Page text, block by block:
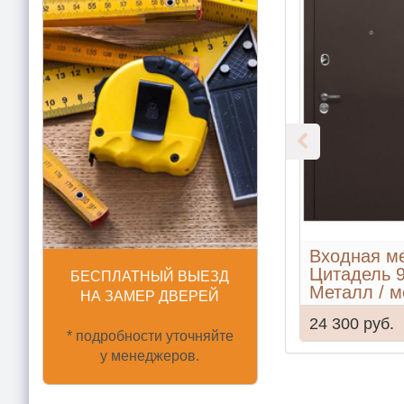
БЕСПЛАТНЫЙ ВЫЕЗД
НА ЗАМЕР ДВЕРЕЙ
* подробности уточняйте
у менеджеров.
Входная
Цитадель
Металл /
24 300 руб.